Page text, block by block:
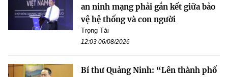
an ninh mạng phải gắn kết giữa bảo
vệ hệ thống và con người
Trọng Tài
12:03 06/08/2026
Bí thư Quảng Ninh: “Lên thành phố